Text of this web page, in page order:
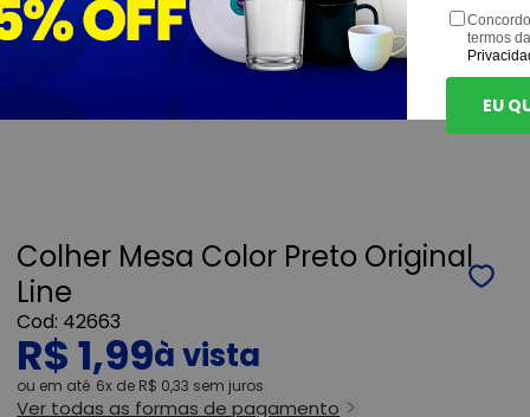
Colher Mesa Color Preto Original
Line
42663
R$ 1,99
ou 6x de R$ 0,33 sem juros
Ver todas as formas de pagamento
termos
EU